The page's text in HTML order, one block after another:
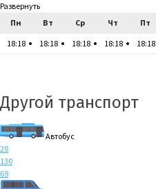
Развернуть
Пн
Вт Ср Чт Пт
18:18
18:18 18:18 18:18 18:18
Другой транспорт
Автобус
28
130
69